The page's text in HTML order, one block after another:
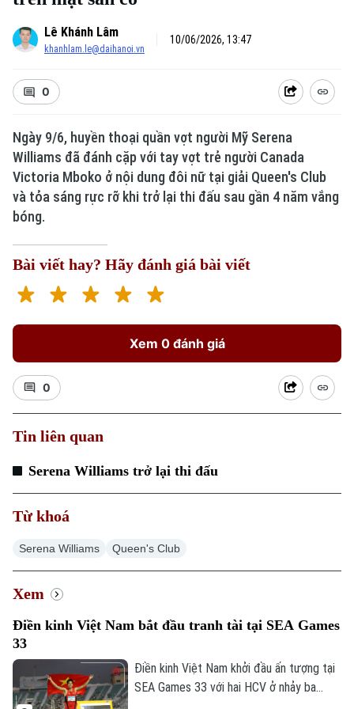
Xu hướng
Chuyên mục
Hà Nội
Chính trị
Nhịp sống Hà Nội
Thế giới
Lê Khánh Lâm
khanhlam.le@daihanoi.vn
10/06/2026, 13:47
0
Ngày 9/6, huyền thoại quần vợt người Mỹ Serena
Williams đã đánh cặp với tay vợt trẻ người Canada
Victoria Mboko ở nội dung đôi nữ tại giải Queen's Club
và tỏa sáng rực rỡ khi trở lại thi đấu sau gần 4 năm vắng
bóng.
Bài viết hay? Hãy đánh giá bài viết
Xem 0 đánh giá
0
Tin liên quan
Serena Williams trở lại thi đấu
Từ khoá
Serena Williams Queen's Club
Xem
Điền kinh Việt Nam bắt đầu tranh tài tại SEA Games
33
Điền kinh Việt Nam khởi đầu ấn tượng tại
SEA Games 33 với hai HCV ở nhảy ba